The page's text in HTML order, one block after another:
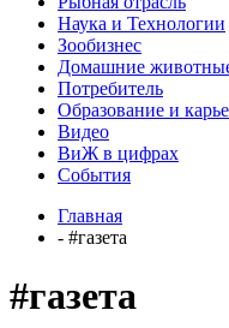
Наука и Технологии
Зообизнес
Домашние
Потребитель
Образование и
Видео
ВиЖ в цифрах
События
Главная
- #газета
#газета